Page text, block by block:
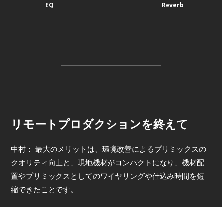
EQ
Reverb
リモートプロダクションを終えて
中村： 最大のメリットは、環境改善によるプリミックスの
クオリティ向上と、現地機材がコンパクトになり、機材配
置やプリミックスとしてのワイヤリングや仕込み時間を短
縮できたことです。